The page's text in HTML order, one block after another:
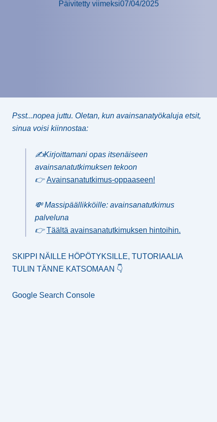
Päivitetty viimeksi07/04/2025
Psst...nopea juttu. Oletan, kun avainsanatyökaluja etsit,
sinua voisi kiinnostaa:
✍️Kirjoittamani opas itsenäiseen
avainsanatutkimuksen tekoon
👉Avainsanatutkimus-oppaaseen!
💸 Massipäällikköille: avainsanatutkimus
palveluna
👉Täältä avainsanatutkimuksen hintoihin.
SKIPPI NÄILLE HÖPÖTYKSILLE, TUTORIAALIA
TULIN TÄNNE KATSOMAAN 👇
Google Search Console